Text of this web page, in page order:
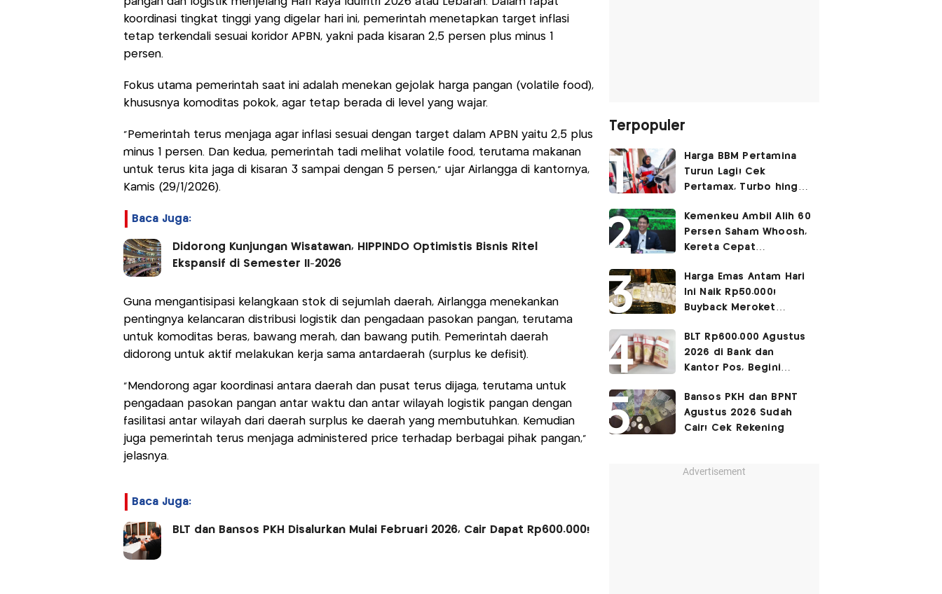
koordinasi tingkat tinggi yang digelar hari ini, pemerintah menetapkan target inflasi
tetap terkendali sesuai koridor APBN, yakni pada kisaran 2,5 persen plus minus 1
persen.
Fokus utama pemerintah saat ini adalah menekan gejolak harga pangan (volatile food),
khususnya komoditas pokok, agar tetap berada di level yang wajar.
"Pemerintah terus menjaga agar inflasi sesuai dengan target dalam APBN yaitu 2,5 plus
minus 1 persen. Dan kedua, pemerintah tadi melihat volatile food, terutama makanan
untuk terus kita jaga di kisaran 3 sampai dengan 5 persen," ujar Airlangga di kantornya,
Kamis (29/1/2026).
Baca Juga:
Didorong Kunjungan Wisatawan, HIPPINDO Optimistis Bisnis Ritel
Ekspansif di Semester II-2026
Guna mengantisipasi kelangkaan stok di sejumlah daerah, Airlangga menekankan
pentingnya kelancaran distribusi logistik dan pengadaan pasokan pangan, terutama
untuk komoditas beras, bawang merah, dan bawang putih. Pemerintah daerah
didorong untuk aktif melakukan kerja sama antardaerah (surplus ke defisit).
"Mendorong agar koordinasi antara daerah dan pusat terus dijaga, terutama untuk
pengadaan pasokan pangan antar waktu dan antar wilayah logistik pangan dengan
fasilitasi antar wilayah dari daerah surplus ke daerah yang membutuhkan. Kemudian
juga pemerintah terus menjaga administered price terhadap berbagai pihak pangan,"
jelasnya.
Baca Juga:
BLT dan Bansos PKH Disalurkan Mulai Februari 2026, Cair Dapat Rp600.000!
Terpopuler
Harga BBM Pertamina
Turun Lagi! Cek
Pertamax, Turbo hingga
Agustus 2026
Kemenkeu Ambil Alih 60
Persen Saham Whoosh,
Kereta Cepat
Surabaya
Harga Emas Antam Hari
Ini Naik Rp50.000!
Buyback Meroket
BLT Rp600.000 Agustus
2026 di Bank dan
Kantor Pos, Begini
Bansos PKH dan BPNT
Agustus 2026 Sudah
Cair! Cek Rekening
Advertisement